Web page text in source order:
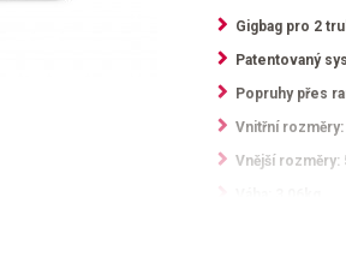
Gigbag pro 2
Patentovaný
Popruhy přes
Vnitřní
Vnější rozměry:
Včetně